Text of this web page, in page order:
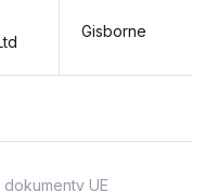
Gisborne
UE